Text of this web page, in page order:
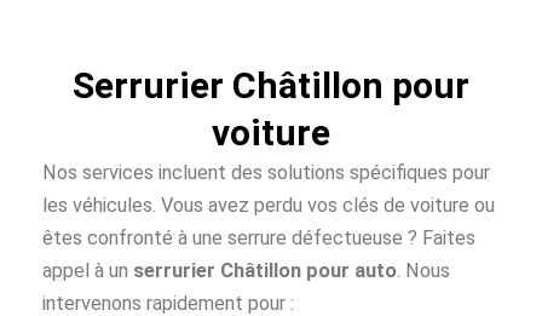
Serrurier Châtillon pour
voiture
Nos services incluent des solutions spécifiques pour
les véhicules. Vous avez perdu vos clés de voiture ou
êtes confronté à une serrure défectueuse ? Faites
appel à un serrurier Châtillon pour auto . Nous
intervenons rapidement pour :